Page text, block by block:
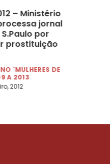
– Ministério
jornal
por
prostituição
'MULHERES DE
A 2013
2012